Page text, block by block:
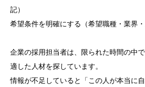
記）
希望条件を明確にする（希望職種・業界・
企業の採用担当者は、限られた時間の中
適した人材を探しています。
情報が不足していると「この人が本当に